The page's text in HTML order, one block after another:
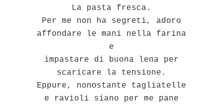
La pasta fresca.
Per me non ha segreti, adoro
affondare le mani nella farina
e
impastare di buona lena per
scaricare la tensione.
Eppure, nonostante tagliatelle
e ravioli siano per me pane